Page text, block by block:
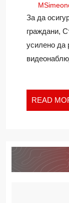
За да осигури по-голяма сигурност на своите
граждани,
усилено да
READ